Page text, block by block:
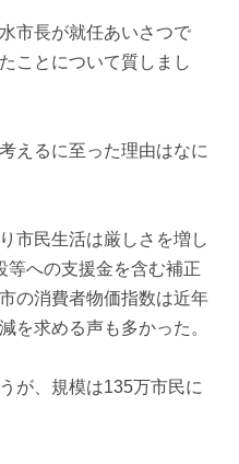
市長が就任あいさつで
ことについて質しまし
えるに至った理由はなに
市民生活は厳しさを増し
等への支援金を含む補正
の消費者物価指数は近年
を求める声も多かった。
が、規模は135万市民に